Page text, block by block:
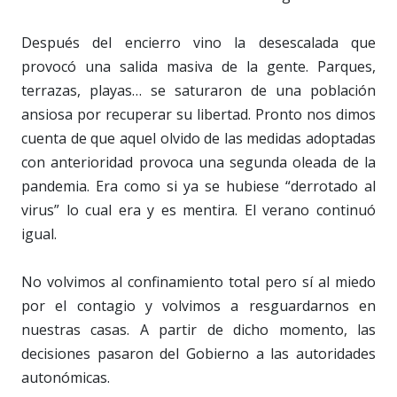
Después del encierro vino la desescalada que
provocó una salida masiva de la gente. Parques,
terrazas, playas… se saturaron de una población
ansiosa por recuperar su libertad. Pronto nos dimos
cuenta de que aquel olvido de las medidas adoptadas
con anterioridad provoca una segunda oleada de la
pandemia. Era como si ya se hubiese “derrotado al
virus” lo cual era y es mentira. El verano continuó
igual.
No volvimos al confinamiento total pero sí al miedo
por el contagio y volvimos a resguardarnos en
nuestras casas. A partir de dicho momento, las
decisiones pasaron del Gobierno a las autoridades
autonómicas.